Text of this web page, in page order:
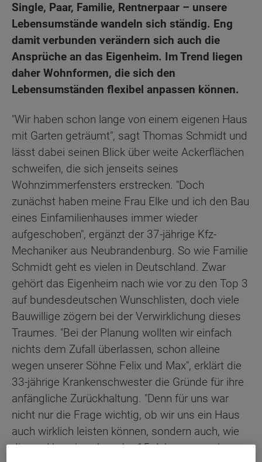
Single, Paar, Familie, Rentnerpaar – unsere
Lebensumstände wandeln sich ständig. Eng
damit verbunden verändern sich auch die
Ansprüche an das Eigenheim. Im Trend liegen
daher Wohnformen, die sich den
Lebensumständen flexibel anpassen können.
"Wir haben schon lange von einem eigenen Haus
mit Garten geträumt", sagt Thomas Schmidt und
lässt dabei seinen Blick über weite Ackerflächen
schweifen, die sich jenseits seines
Wohnzimmerfensters erstrecken. "Doch
zunächst haben meine Frau Elke und ich den Bau
eines Einfamilienhauses immer wieder
aufgeschoben", ergänzt der 37-jährige Kfz-
Mechaniker aus Neubrandenburg. So wie Familie
Schmidt geht es vielen in Deutschland. Zwar
gehört das Eigenheim nach wie vor zu den Top 3
auf bundesdeutschen Wunschlisten, doch viele
Bauwillige zögern bei der Verwirklichung dieses
Traumes. "Bei der Planung wollten wir einfach
nichts dem Zufall überlassen, schon alleine
wegen unserer Söhne Felix und Max", erklärt die
33-jährige Krankenschwester die Gründe für ihre
anfängliche Zurückhaltung. "Denn für uns war
nicht nur die Frage wichtig, ob wir uns ein Haus
auch wirklich leisten können, sondern auch, wie
dieses Haus in zehn oder 15 Jahren aussehen